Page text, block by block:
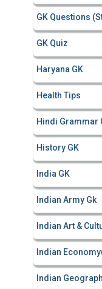
GK Questions
GK Quiz
Haryana GK
Health Tips
Hindi Grammar
History GK
India GK
Indian Army Gk
Indian Art &
Indian
Indian